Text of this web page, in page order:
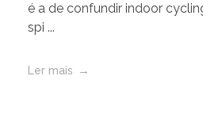
é a de confundir indoor
spi ...
Ler mais